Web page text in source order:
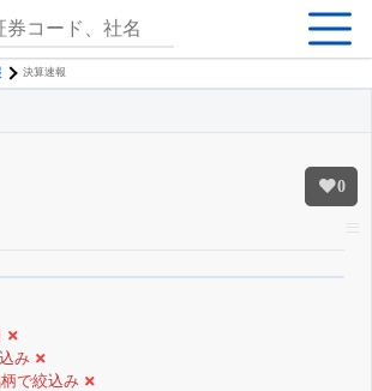
決算速報
0
と米株版の先行利用も付きます
み
で絞込み